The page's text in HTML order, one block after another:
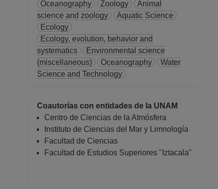
Oceanography
Zoology
Animal
science and zoology
Aquatic Science
Ecology
Ecology, evolution, behavior and
systematics
Environmental science
(miscellaneous)
Oceanography
Water
Science and Technology
Coautorías con entidades de la UNAM
Centro de Ciencias de la Atmósfera
Instituto de Ciencias del Mar y Limnología
Facultad de Ciencias
Facultad de Estudios Superiores "Iztacala"